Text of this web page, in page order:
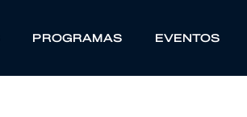
PROGRAMAS EVENTOS